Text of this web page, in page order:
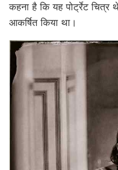
कहना है कि यह पोर्ट्रेट चित्र
आकर्षित किया था।